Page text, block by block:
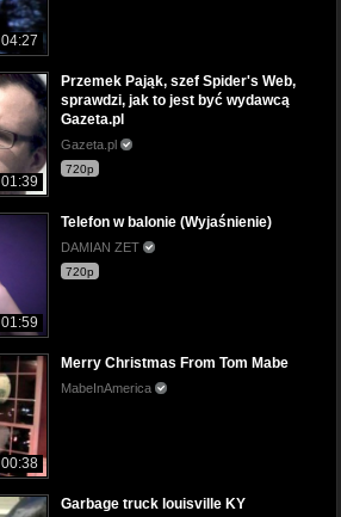
04:27
01:39
Przemek Pająk, szef Spider's Web,
sprawdzi, jak to jest być wydawcą
Gazeta.pl
Gazeta.pl
720p
01:59
Telefon w balonie (Wyjaśnienie)
DAMIAN ZET
720p
00:38
Merry Christmas From Tom Mabe
MabeInAmerica
Garbage truck louisville KY